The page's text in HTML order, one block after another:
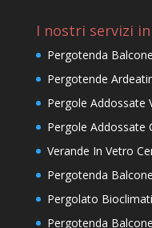
I nostri servizi
Pergotenda
Pergotende
Pergole Addossate
Pergole Addossate
Verande In Vetro
Pergotenda
Pergolato
Pergotenda